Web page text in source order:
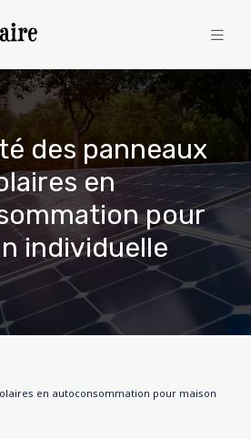
des panneaux
en
pour
individuelle
en autoconsommation pour maison